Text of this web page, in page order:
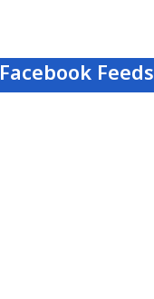
Facebook Feeds